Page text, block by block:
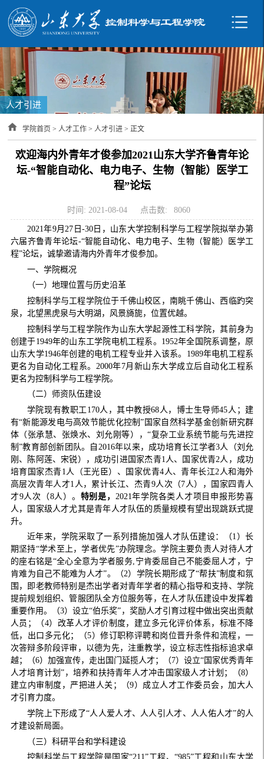
人才引进
学院首页 > 人才工作 > 人才引进 > 正文
欢迎海内外青年才俊参加2021山东大学齐鲁青年论
坛-“智能自动化、电力电子、生物（智能）医学工
程”论坛
时间: 2021-08-04 点击数: 8060
2021年9月27日-30日，山东大学控制科学与工程学院拟举办第
六届齐鲁青年论坛-“智能自动化、电力电子、生物（智能）医学工
程”论坛，诚挚邀请海内外青年才俊参加。
一、学院概况
（一）地理位置与历史沿革
控制科学与工程学院位于千佛山校区，南眺千佛山、西临趵突
泉，北望黑虎泉与大明湖，风景旖旎，位置优越。
控制科学与工程学院作为山东大学起源性工科学院，其前身为
创建于1949年的山东工学院电机工程系。1952年全国院系调整，原
山东大学1946年创建的电机工程专业并入该系。1989年电机工程系
更名为自动化工程系。2000年7月新山东大学成立后自动化工程系
更名为控制科学与工程学院。
（二）师资队伍建设
学院现有教职工170人，其中教授68人，博士生导师45人；建
有“新能源发电与高效节能优化控制”国家自然科学基金创新研究群
体（张承慧、张焕水、刘允刚等），“复杂工业系统节能与先进控
制”教育部创新团队。自2016年以来，成功培育长江学者3人（刘允
刚、陈阿莲、宋锐），成功引进国家杰青1人、国家优青2人，成功
培育国家杰青1人（王光臣）、国家优青4人、青年长江2人和海外
高层次青年人才1人，累计长江、杰青9人次（7人），国家四青人
才9人次（8人）。 特别是， 2021年学院各类人才项目申报形势喜
人，国家级人才尤其是青年人才队伍的质量规模有望出现跳跃式提
升。
近年来，学院采取了一系列措施加强人才队伍建设：（1）长
期坚持“学术至上，学者优先”办院理念。学院主要负责人对待人才
的座右铭是“全心全意为学者服务,宁肯委屈自己不能委屈人才，宁
肯难为自己不能难为人才”。（2）学院长期形成了“帮扶”制度和氛
围，即老教师特别是杰出学者对青年学者的精心指导和支持、学院
提前规划组织、管服团队全方位服务等，在人才队伍建设中发挥着
重要作用。（3）设立“伯乐奖”，奖励人才引育过程中做出突出贡献
人员；（4）改革人才评价制度，建立多元化评价体系，标准不降
低，出口多元化；（5）修订职称评聘和岗位晋升条件和流程，一
次答辩多阶段评审，以德为先，注重教学，设立标志性指标追求卓
越；（6）加强宣传，走出国门延揽人才；（7）设立“国家优秀青年
人才培育计划”，培养和扶持青年人才冲击国家级人才计划；（8）
建立内审制度，严把进人关；（9）成立人才工作委员会，加大人
才引育力度。
学院上下形成了“人人爱人才、人人引人才、人人佑人才”的人
才建设新局面。
（三）科研平台和学科建设
控制科学与工程学院是国家“211”工程、“985”工程和山东大学